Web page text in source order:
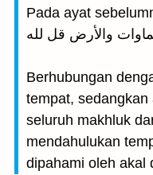
Pada ayat
Berhubungan
tempat,
seluruh makhluk
mendahulukan
dipahami oleh akal